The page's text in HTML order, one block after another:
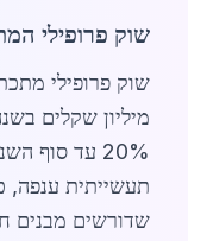
שוק פרופילי
20% עד סוף
תעשייתית ענפה,
שדורשים מבנים